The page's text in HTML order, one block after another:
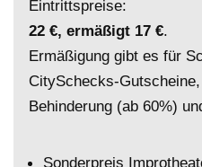
Eintrittspreise:
22 €, ermäßigt 17 €.
Ermäßigung gibt es für
CitySchecks-
Behinderung (ab 60%)
Sonderpreis